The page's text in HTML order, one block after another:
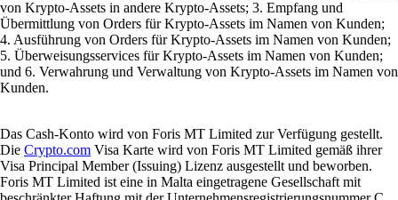
von Krypto-Assets in andere Krypto-Assets; 3. Empfang und
Übermittlung von Orders für Krypto-Assets im Namen von Kunden;
4. Ausführung von Orders für Krypto-Assets im Namen von Kunden;
5. Überweisungsservices für Krypto-Assets im Namen von Kunden;
und 6. Verwahrung und Verwaltung von Krypto-Assets im Namen von
Kunden.
Das Cash-Konto wird von Foris MT Limited zur Verfügung gestellt.
Die Crypto.com Visa Karte wird von Foris MT Limited gemäß ihrer
Visa Principal Member (Issuing) Lizenz ausgestellt und beworben.
Foris MT Limited ist eine in Malta eingetragene Gesellschaft mit